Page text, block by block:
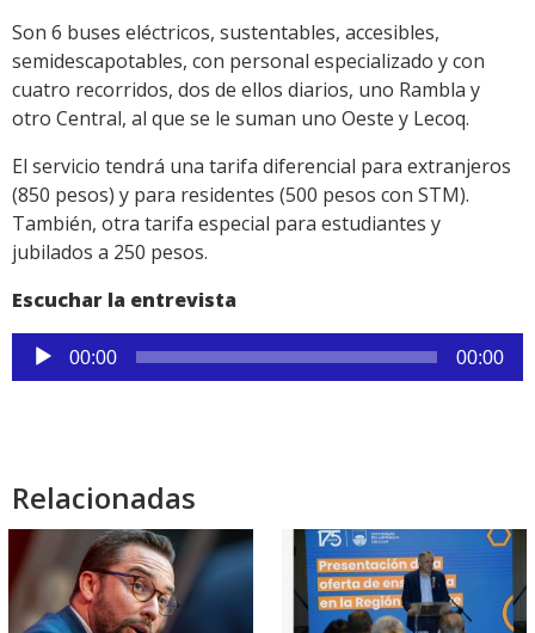
Son 6 buses eléctricos, sustentables, accesibles,
semidescapotables, con personal especializado y con
cuatro recorridos, dos de ellos diarios, uno Rambla y
otro Central, al que se le suman uno Oeste y Lecoq.
El servicio tendrá una tarifa diferencial para extranjeros
(850 pesos) y para residentes (500 pesos con STM).
También, otra tarifa especial para estudiantes y
jubilados a 250 pesos.
Escuchar la entrevista
Reproductor
de
00:00 00:00
Relacionadas